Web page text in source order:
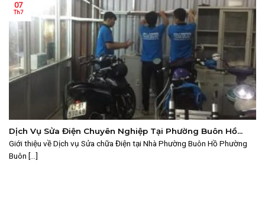
Dịch Vụ Sửa Điện Chuyên Nghiệp Tại Phường Buôn Hồ
2025
Giới thiệu về Dịch vụ Sửa chữa Điện tại Nhà Phường Buôn Hồ Phường
Buôn [...]
07
Th7